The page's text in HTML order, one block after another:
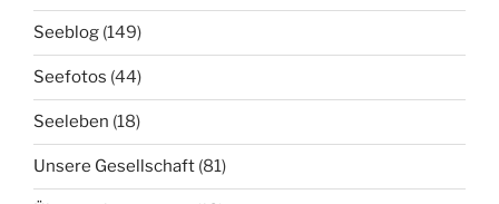
Seeblog (149)
Seefotos (44)
Seeleben (18)
Unsere Gesellschaft (81)